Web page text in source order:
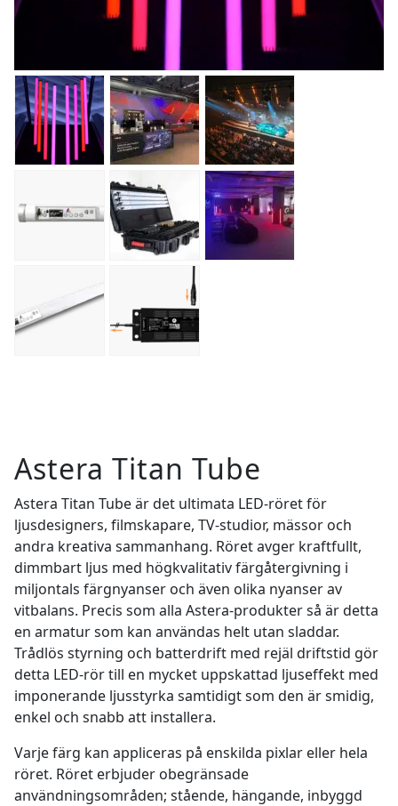
Astera Titan Tube
Astera Titan Tube är det ultimata LED-röret för
ljusdesigners, filmskapare, TV-studior, mässor och
andra kreativa sammanhang. Röret avger kraftfullt,
dimmbart ljus med högkvalitativ färgåtergivning i
miljontals färgnyanser och även olika nyanser av
vitbalans. Precis som alla Astera-produkter så är detta
en armatur som kan användas helt utan sladdar.
Trådlös styrning och batterdrift med rejäl driftstid gör
detta LED-rör till en mycket uppskattad ljuseffekt med
imponerande ljusstyrka samtidigt som den är smidig,
enkel och snabb att installera.
Varje färg kan appliceras på enskilda pixlar eller hela
röret. Röret erbjuder obegränsade
användningsområden; stående, hängande, inbyggd